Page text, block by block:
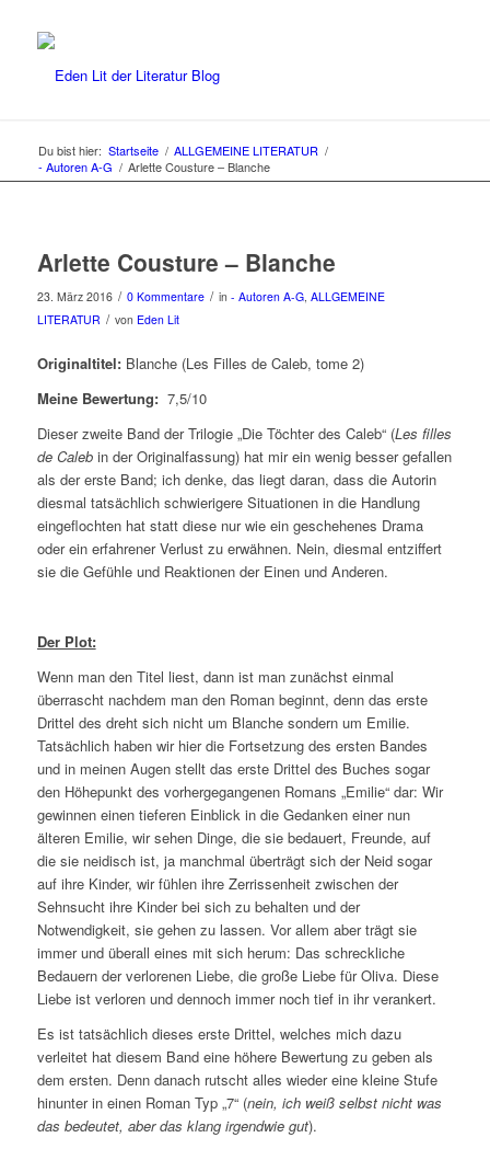
Du bist hier: Startseite / ALLGEMEINE LITERATUR /
- Autoren A-G / Arlette Cousture – Blanche
Arlette Cousture – Blanche
23. März 2016 / 0 Kommentare / in - Autoren A-G, ALLGEMEINE
LITERATUR / von Eden Lit
Originaltitel:Blanche (Les Filles de Caleb, tome 2)
Meine Bewertung: 7,5/10
Dieser zweite Band der Trilogie „Die Töchter des Caleb“ (Les filles
de Calebin der Originalfassung) hat mir ein wenig besser gefallen
als der erste Band; ich denke, das liegt daran, dass die Autorin
diesmal tatsächlich schwierigere Situationen in die Handlung
eingeflochten hat statt diese nur wie ein geschehenes Drama
oder ein erfahrener Verlust zu erwähnen. Nein, diesmal entziffert
sie die Gefühle und Reaktionen der Einen und Anderen.
Der Plot:
Wenn man den Titel liest, dann ist man zunächst einmal
überrascht nachdem man den Roman beginnt, denn das erste
Drittel des dreht sich nicht um Blanche sondern um Emilie.
Tatsächlich haben wir hier die Fortsetzung des ersten Bandes
und in meinen Augen stellt das erste Drittel des Buches sogar
den Höhepunkt des vorhergegangenen Romans „Emilie“ dar: Wir
gewinnen einen tieferen Einblick in die Gedanken einer nun
älteren Emilie, wir sehen Dinge, die sie bedauert, Freunde, auf
die sie neidisch ist, ja manchmal überträgt sich der Neid sogar
auf ihre Kinder, wir fühlen ihre Zerrissenheit zwischen der
Sehnsucht ihre Kinder bei sich zu behalten und der
Notwendigkeit, sie gehen zu lassen. Vor allem aber trägt sie
immer und überall eines mit sich herum: Das schreckliche
Bedauern der verlorenen Liebe, die große Liebe für Oliva. Diese
Liebe ist verloren und dennoch immer noch tief in ihr verankert.
Es ist tatsächlich dieses erste Drittel, welches mich dazu
verleitet hat diesem Band eine höhere Bewertung zu geben als
dem ersten. Denn danach rutscht alles wieder eine kleine Stufe
hinunter in einen Roman Typ „7“ (nein, ich weiß selbst nicht was
das bedeutet, aber das klang irgendwie gut).